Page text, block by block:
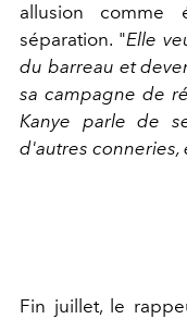
allusion
séparation. "Elle
du barreau et
sa campagne de
Kanye parle de
d'autres conneries,
Fin juillet, le